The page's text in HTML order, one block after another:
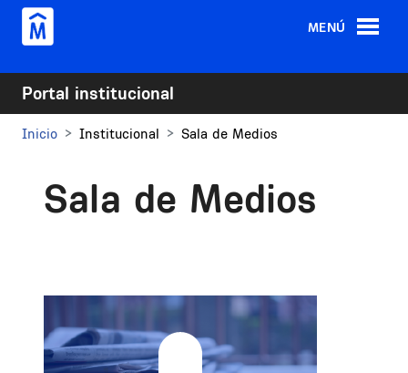
Pasar al contenido principal
MENÚ
Portal institucional
Inicio Institucional Sala de Medios
Sala de Medios